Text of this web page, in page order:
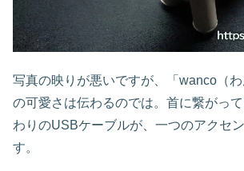
写真の映りが悪いですが、「wanco（
の可愛さは伝わるのでは。首に繋がっ
わりのUSBケーブルが、一つのアクセ
す。